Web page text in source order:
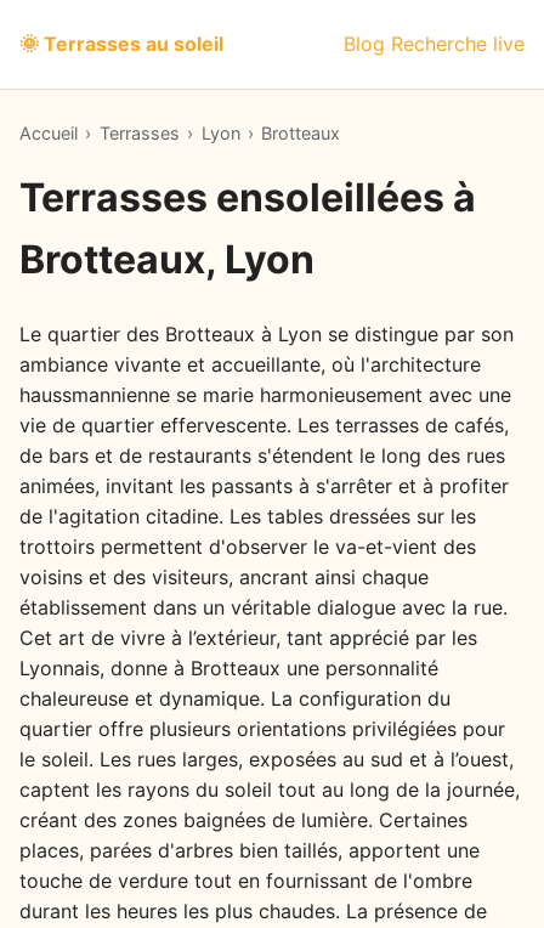
🌞 Terrasses au soleil Blog Recherche live
Accueil › Terrasses › Lyon › Brotteaux
Terrasses ensoleillées à
Brotteaux, Lyon
Le quartier des Brotteaux à Lyon se distingue par son
ambiance vivante et accueillante, où l'architecture
haussmannienne se marie harmonieusement avec une
vie de quartier effervescente. Les terrasses de cafés,
de bars et de restaurants s'étendent le long des rues
animées, invitant les passants à s'arrêter et à profiter
de l'agitation citadine. Les tables dressées sur les
trottoirs permettent d'observer le va-et-vient des
voisins et des visiteurs, ancrant ainsi chaque
établissement dans un véritable dialogue avec la rue.
Cet art de vivre à l’extérieur, tant apprécié par les
Lyonnais, donne à Brotteaux une personnalité
chaleureuse et dynamique. La configuration du
quartier offre plusieurs orientations privilégiées pour
le soleil. Les rues larges, exposées au sud et à l’ouest,
captent les rayons du soleil tout au long de la journée,
créant des zones baignées de lumière. Certaines
places, parées d'arbres bien taillés, apportent une
touche de verdure tout en fournissant de l'ombre
durant les heures les plus chaudes. La présence de